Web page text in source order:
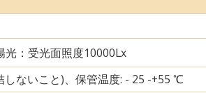
光：受光面照度10000Lx
ないこと)、保管温度: - 25 -+55 ℃